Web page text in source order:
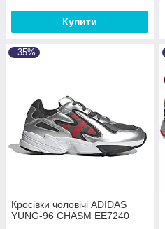
Купити
–35%
Кросівки чоловічі ADIDAS
YUNG-96 CHASM EE7240